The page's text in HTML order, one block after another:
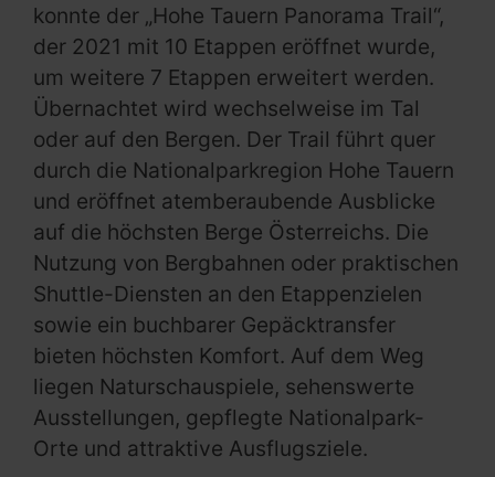
konnte der „Hohe Tauern Panorama Trail“,
der 2021 mit 10 Etappen eröffnet wurde,
um weitere 7 Etappen erweitert werden.
Übernachtet wird wechselweise im Tal
oder auf den Bergen. Der Trail führt quer
durch die Nationalparkregion Hohe Tauern
und eröffnet atemberaubende Ausblicke
auf die höchsten Berge Österreichs. Die
Nutzung von Bergbahnen oder praktischen
Shuttle-Diensten an den Etappenzielen
sowie ein buchbarer Gepäcktransfer
bieten höchsten Komfort. Auf dem Weg
liegen Naturschauspiele, sehenswerte
Ausstellungen, gepflegte Nationalpark-
Orte und attraktive Ausflugsziele.